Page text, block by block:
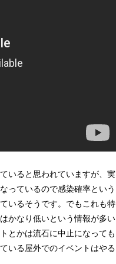
いると思われていますが、実
っているので感染確率という
いるそうです。でもこれも特
かなり低いという情報が多い
とかは流石に中止になっても
いる屋外でのイベントはやる